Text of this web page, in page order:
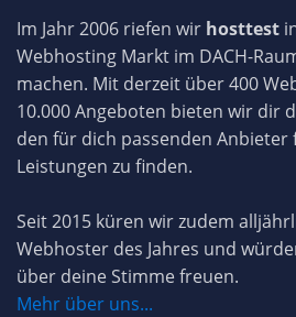
Im Jahr 2006 riefen wir hosttest
Webhosting Markt im DACH-
machen. Mit derzeit über 400
10.000 Angeboten bieten wir dir
den für dich passenden Anbieter
Leistungen zu finden.
Seit 2015 küren wir zudem
Webhoster des Jahres und
über deine Stimme freuen.
Mehr über uns...